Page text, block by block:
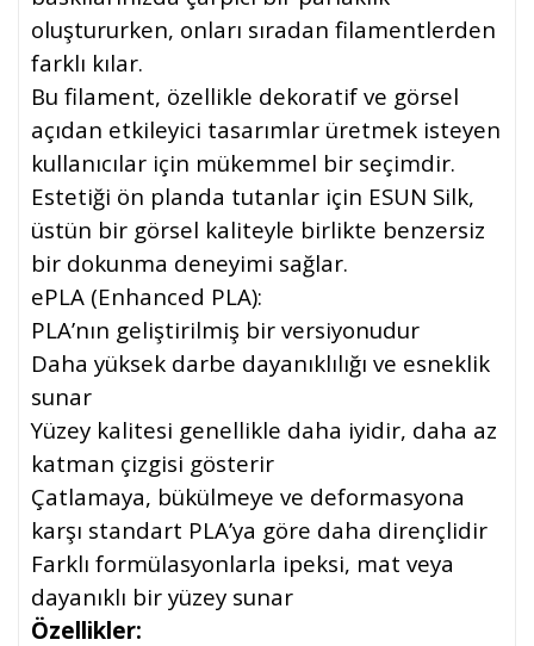
oluştururken, onları sıradan filamentlerden
farklı kılar.
Bu filament, özellikle dekoratif ve görsel
açıdan etkileyici tasarımlar üretmek isteyen
kullanıcılar için mükemmel bir seçimdir.
Estetiği ön planda tutanlar için ESUN Silk,
üstün bir görsel kaliteyle birlikte benzersiz
bir dokunma deneyimi sağlar.
ePLA (Enhanced PLA):
PLA’nın geliştirilmiş bir versiyonudur
Daha yüksek darbe dayanıklılığı ve esneklik
sunar
Yüzey kalitesi genellikle daha iyidir, daha az
katman çizgisi gösterir
Çatlamaya, bükülmeye ve deformasyona
karşı standart PLA’ya göre daha dirençlidir
Farklı formülasyonlarla ipeksi, mat veya
dayanıklı bir yüzey sunar
Özellikler: